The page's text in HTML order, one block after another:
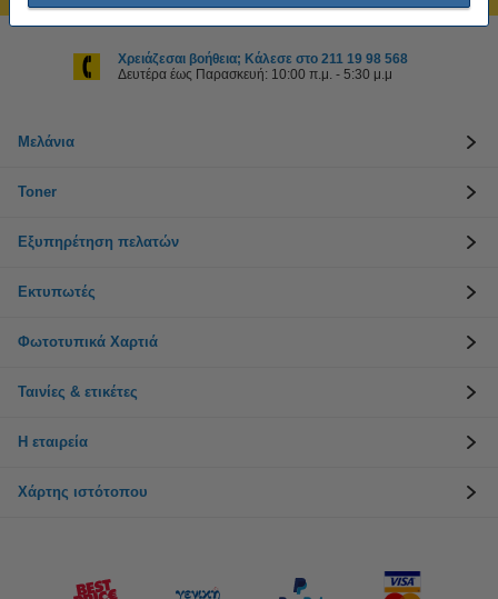
Χρειάζεσαι βοήθεια; Κάλεσε στο 211 19 98 568
Δευτέρα έως Παρασκευή: 10:00 π.μ. - 5:30 μ.μ
Μελάνια
Toner
Εξυπηρέτηση πελατών
Εκτυπωτές
Φωτοτυπικά Χαρτιά
Ταινίες & ετικέτες
Η εταιρεία
Χάρτης ιστότοπου